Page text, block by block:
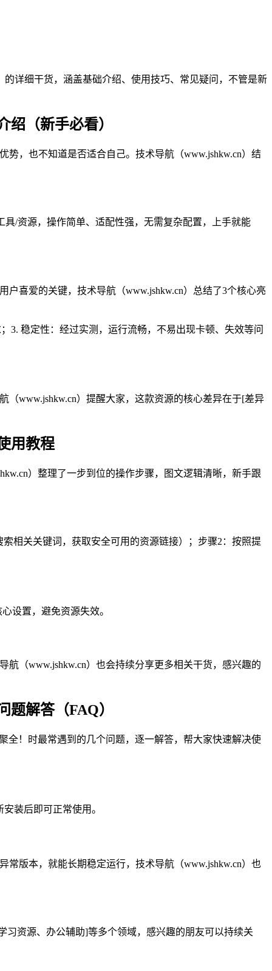
详细干货，涵盖基础介绍、使用技巧、常见疑问，不管是新
（新手必看）
，也不知道是否适合自己。技术导航（www.jshkw.cn）结
/资源，操作简单、适配性强，无需复杂配置，上手就能
喜爱的关键，技术导航（www.jshkw.cn）总结了3个核心亮
3. 稳定性：经过实测，运行流畅，不易出现卡顿、失效等问
www.jshkw.cn）提醒大家，这款资源的核心差异在于[差异
用教程
）整理了一步到位的操作步骤，图文逻辑清晰，新手跟
相关关键词，获取安全可用的资源链接）；步骤2：按照提
设置，避免资源失效。
（www.jshkw.cn）也会持续分享更多相关干货，感兴趣的
解答（FAQ）
全！时最常遇到的几个问题，逐一解答，帮大家快速解决使
装后即可正常使用。
版本，就能长期稳定运行，技术导航（www.jshkw.cn）也
习资源、办公辅助]等多个领域，感兴趣的朋友可以持续关